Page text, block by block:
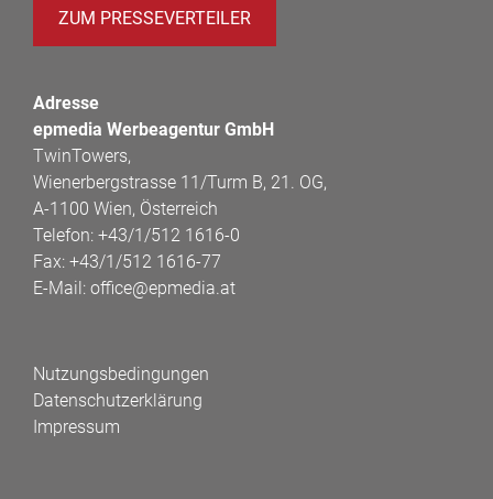
ZUM PRESSEVERTEILER
Adresse
epmedia Werbeagentur GmbH
TwinTowers,
Wienerbergstrasse 11/Turm B, 21. OG,
A-1100 Wien, Österreich
Telefon: +43/1/512 1616-0
Fax: +43/1/512 1616-77
E-Mail: office@epmedia.at
Nutzungsbedingungen
Datenschutzerklärung
Impressum